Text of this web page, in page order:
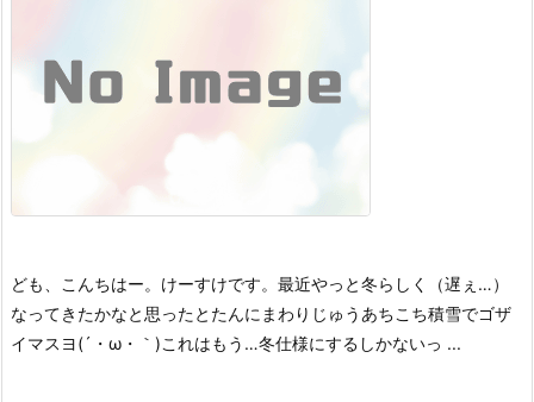
ども、こんちはー。 けーすけです。 最近やっと冬らしく（遅ぇ…）
なってきたかなと思ったとたんにまわりじゅうあちこち積雪でゴザ
イマスヨ(´・ω・｀)これはもう…冬仕様にするしかないっ ...